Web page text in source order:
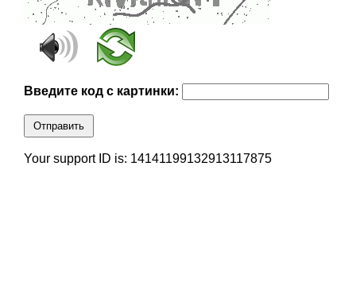
Введите код с картинки:
Отправить
Your support ID is: 14141199132913117875